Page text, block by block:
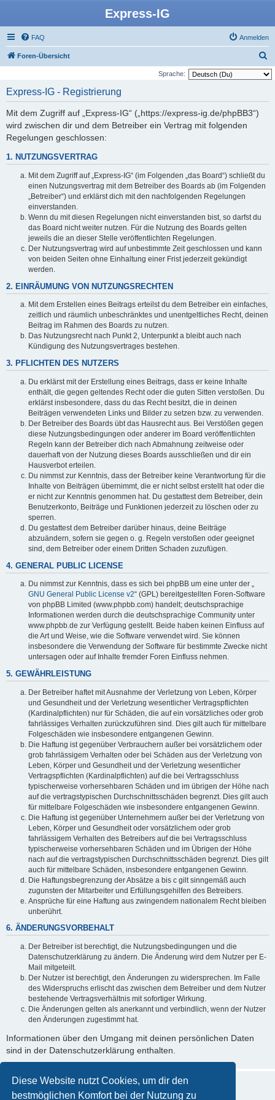
Diese Website nutzt Cookies, um dir den
bestmöglichen Komfort bei der Nutzung zu
Express-IG
FAQ Anmelden
Foren-Übersicht
u
Sprache:
Express-IG - Registrierung
Mit dem Zugriff auf „Express-IG“ („https://express-ig.de/phpBB3“)
wird zwischen dir und dem Betreiber ein Vertrag mit folgenden
Regelungen geschlossen:
1. NUTZUNGSVERTRAG
Mit dem Zugriff auf „Express-IG“ (im Folgenden „das Board“) schließt du
einen Nutzungsvertrag mit dem Betreiber des Boards ab (im Folgenden
„Betreiber“) und erklärst dich mit den nachfolgenden Regelungen
einverstanden.
Wenn du mit diesen Regelungen nicht einverstanden bist, so darfst du
das Board nicht weiter nutzen. Für die Nutzung des Boards gelten
jeweils die an dieser Stelle veröffentlichten Regelungen.
Der Nutzungsvertrag wird auf unbestimmte Zeit geschlossen und kann
von beiden Seiten ohne Einhaltung einer Frist jederzeit gekündigt
werden.
2. EINRÄUMUNG VON NUTZUNGSRECHTEN
Mit dem Erstellen eines Beitrags erteilst du dem Betreiber ein einfaches,
zeitlich und räumlich unbeschränktes und unentgeltliches Recht, deinen
Beitrag im Rahmen des Boards zu nutzen.
Das Nutzungsrecht nach Punkt 2, Unterpunkt a bleibt auch nach
Kündigung des Nutzungsvertrages bestehen.
3. PFLICHTEN DES NUTZERS
Du erklärst mit der Erstellung eines Beitrags, dass er keine Inhalte
enthält, die gegen geltendes Recht oder die guten Sitten verstoßen. Du
erklärst insbesondere, dass du das Recht besitzt, die in deinen
Beiträgen verwendeten Links und Bilder zu setzen bzw. zu verwenden.
Der Betreiber des Boards übt das Hausrecht aus. Bei Verstößen gegen
diese Nutzungsbedingungen oder anderer im Board veröffentlichten
Regeln kann der Betreiber dich nach Abmahnung zeitweise oder
dauerhaft von der Nutzung dieses Boards ausschließen und dir ein
Hausverbot erteilen.
Du nimmst zur Kenntnis, dass der Betreiber keine Verantwortung für die
Inhalte von Beiträgen übernimmt, die er nicht selbst erstellt hat oder die
er nicht zur Kenntnis genommen hat. Du gestattest dem Betreiber, dein
Benutzerkonto, Beiträge und Funktionen jederzeit zu löschen oder zu
sperren.
Du gestattest dem Betreiber darüber hinaus, deine Beiträge
abzuändern, sofern sie gegen o. g. Regeln verstoßen oder geeignet
sind, dem Betreiber oder einem Dritten Schaden zuzufügen.
4. GENERAL PUBLIC LICENSE
Du nimmst zur Kenntnis, dass es sich bei phpBB um eine unter der „
GNU General Public License v2“ (GPL) bereitgestellten Foren-Software
von phpBB Limited (www.phpbb.com) handelt; deutschsprachige
Informationen werden durch die deutschsprachige Community unter
www.phpbb.de zur Verfügung gestellt. Beide haben keinen Einfluss auf
die Art und Weise, wie die Software verwendet wird. Sie können
insbesondere die Verwendung der Software für bestimmte Zwecke nicht
untersagen oder auf Inhalte fremder Foren Einfluss nehmen.
5. GEWÄHRLEISTUNG
Der Betreiber haftet mit Ausnahme der Verletzung von Leben, Körper
und Gesundheit und der Verletzung wesentlicher Vertragspflichten
(Kardinalpflichten) nur für Schäden, die auf ein vorsätzliches oder grob
fahrlässiges Verhalten zurückzuführen sind. Dies gilt auch für mittelbare
Folgeschäden wie insbesondere entgangenen Gewinn.
Die Haftung ist gegenüber Verbrauchern außer bei vorsätzlichem oder
grob fahrlässigem Verhalten oder bei Schäden aus der Verletzung von
Leben, Körper und Gesundheit und der Verletzung wesentlicher
Vertragspflichten (Kardinalpflichten) auf die bei Vertragsschluss
typischerweise vorhersehbaren Schäden und im übrigen der Höhe nach
auf die vertragstypischen Durchschnittsschäden begrenzt. Dies gilt auch
für mittelbare Folgeschäden wie insbesondere entgangenen Gewinn.
Die Haftung ist gegenüber Unternehmern außer bei der Verletzung von
Leben, Körper und Gesundheit oder vorsätzlichem oder grob
fahrlässigem Verhalten des Betreibers auf die bei Vertragsschluss
typischerweise vorhersehbaren Schäden und im Übrigen der Höhe
nach auf die vertragstypischen Durchschnittsschäden begrenzt. Dies gilt
auch für mittelbare Schäden, insbesondere entgangenen Gewinn.
Die Haftungsbegrenzung der Absätze a bis c gilt sinngemäß auch
zugunsten der Mitarbeiter und Erfüllungsgehilfen des Betreibers.
Ansprüche für eine Haftung aus zwingendem nationalem Recht bleiben
unberührt.
6. ÄNDERUNGSVORBEHALT
Der Betreiber ist berechtigt, die Nutzungsbedingungen und die
Datenschutzerklärung zu ändern. Die Änderung wird dem Nutzer per E-
Mail mitgeteilt.
Der Nutzer ist berechtigt, den Änderungen zu widersprechen. Im Falle
des Widerspruchs erlischt das zwischen dem Betreiber und dem Nutzer
bestehende Vertragsverhältnis mit sofortiger Wirkung.
Die Änderungen gelten als anerkannt und verbindlich, wenn der Nutzer
den Änderungen zugestimmt hat.
Informationen über den Umgang mit deinen persönlichen Daten
sind in der Datenschutzerklärung enthalten.